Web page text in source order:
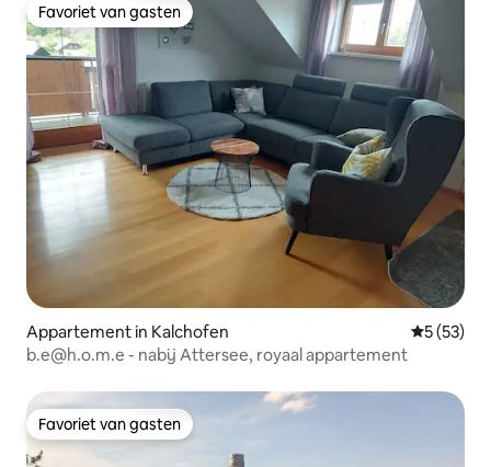
Favoriet van gasten
Favoriet van gasten
Appartement in Kalchofen
5 (53)
b.e@h.o.m.e - nabij Attersee, royaal appartement
Favoriet van gasten
Favoriet van gasten